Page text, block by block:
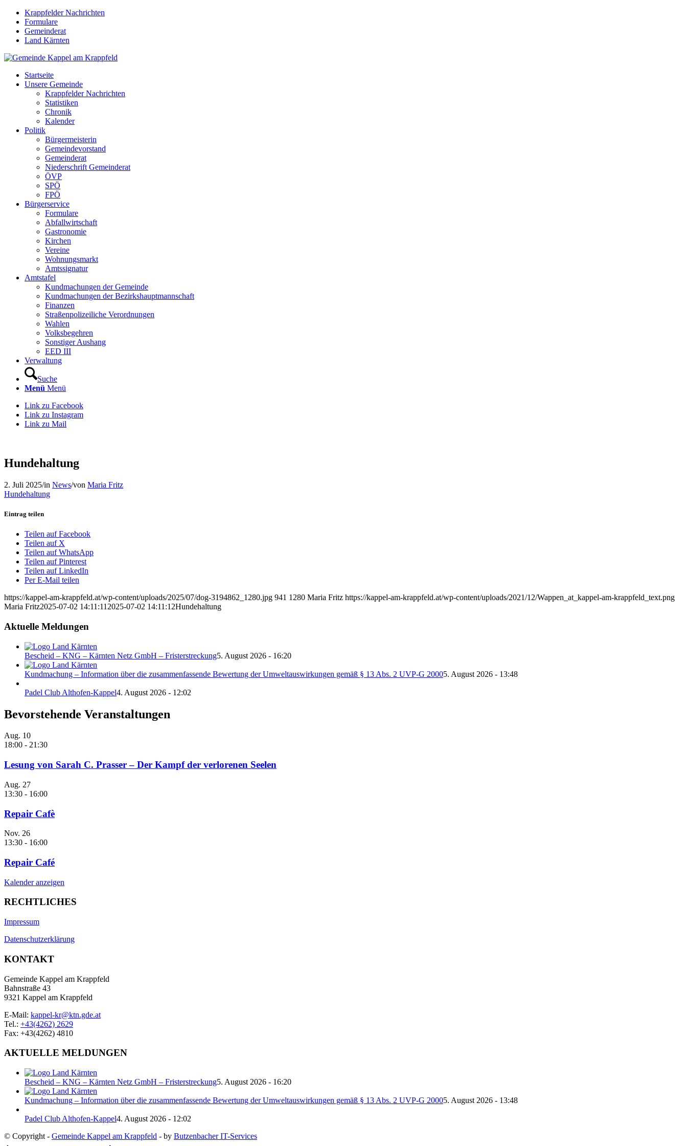
Krappfelder Nachrichten
Formulare
Gemeinderat
Land Kärnten
Startseite
Unsere Gemeinde
Krappfelder Nachrichten
Statistiken
Chronik
Kalender
Politik
Bürgermeisterin
Gemeindevorstand
Gemeinderat
Niederschrift Gemeinderat
ÖVP
SPÖ
FPÖ
Bürgerservice
Formulare
Abfallwirtschaft
Gastronomie
Kirchen
Vereine
Wohnungsmarkt
Amtssignatur
Amtstafel
Kundmachungen der Gemeinde
Kundmachungen der Bezirkshauptmannschaft
Finanzen
Straßenpolizeiliche Verordnungen
Wahlen
Volksbegehren
Sonstiger Aushang
EED III
Verwaltung
Suche
Menü Menü
Link zu Facebook
Link zu Instagram
Link zu Mail
Hundehaltung
2. Juli 2025/in News/von Maria Fritz
Hundehaltung
Eintrag teilen
Teilen auf Facebook
Teilen auf X
Teilen auf WhatsApp
Teilen auf Pinterest
Teilen auf LinkedIn
Per E-Mail teilen
https://kappel-am-krappfeld.at/wp-content/uploads/2025/07/dog-3194862_1280.jpg 941 1280 Maria Fritz https://kappel-am-krappfeld.at/wp-content/uploads/2021/12/Wappen_at_kappel-am-krappfeld_text.png
Maria Fritz2025-07-02 14:11:11 2025-07-02 14:11:12Hundehaltung
Aktuelle Meldungen
Bescheid – KNG – Kärnten Netz GmbH – Fristerstreckung5. August 2026 - 16:20
Kundmachung – Information über die zusammenfassende Bewertung der Umweltauswirkungen gemäß § 13 Abs. 2 UVP-G 20005. August 2026 - 13:48
Padel Club Althofen-Kappel4. August 2026 - 12:02
Bevorstehende Veranstaltungen
Aug. 10
18:00 - 21:30
Lesung von Sarah C. Prasser – Der Kampf der verlorenen Seelen
Aug. 27
13:30 - 16:00
Repair Cafè
Nov. 26
13:30 - 16:00
Repair Café
Kalender anzeigen
RECHTLICHES
Impressum
Datenschutzerklärung
KONTAKT
Gemeinde Kappel am Krappfeld
Bahnstraße 43
9321 Kappel am Krappfeld
E-Mail: kappel-kr@ktn.gde.at
Tel.: +43(4262) 2629
Fax: +43(4262) 4810
AKTUELLE MELDUNGEN
Bescheid – KNG – Kärnten Netz GmbH – Fristerstreckung5. August 2026 - 16:20
Kundmachung – Information über die zusammenfassende Bewertung der Umweltauswirkungen gemäß § 13 Abs. 2 UVP-G 20005. August 2026 - 13:48
Padel Club Althofen-Kappel4. August 2026 - 12:02
© Copyright - Gemeinde Kappel am Krappfeld - by Butzenbacher IT-Services